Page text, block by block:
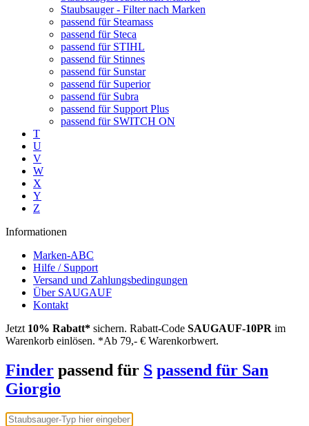
Staubsauger - Filter nach Marken
passend für Steamass
passend für Steca
passend für STIHL
passend für Stinnes
passend für Sunstar
passend für Superior
passend für Subra
passend für Support Plus
passend für SWITCH ON
T
U
V
W
X
Y
Z
Informationen
Marken-ABC
Hilfe / Support
Versand und Zahlungsbedingungen
Über SAUGAUF
Kontakt
Jetzt 10% Rabatt* sichern. Rabatt-Code SAUGAUF-10PR im
Warenkorb einlösen. *Ab 79,- € Warenkorbwert.
Finder passend für S passend für San
Giorgio